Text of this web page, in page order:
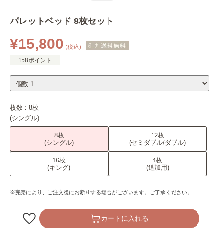
パレットベッド 8枚セット
¥15,800 (税込)
158ポイント
枚数： 8枚
(シングル)
8枚
(シングル)
12枚
(セミダブル/ダブル)
16枚
(キング)
4枚
(追加用)
※完売により、ご注文後にお断りする場合がございます。ご了承ください。
カートに入れる